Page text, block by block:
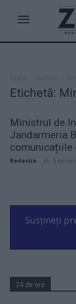
Etichetă:
Ministrul de
Jandarmeria
comunicațiile
Redacţia joi, 5
Susțineți
24 de ore